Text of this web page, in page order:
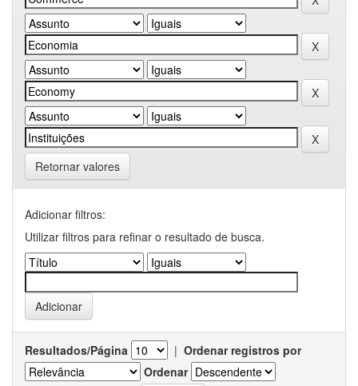
Retornar valores
Adicionar filtros:
Utilizar filtros para refinar o resultado de busca.
Resultados/Página | Ordenar registros por
Ordenar